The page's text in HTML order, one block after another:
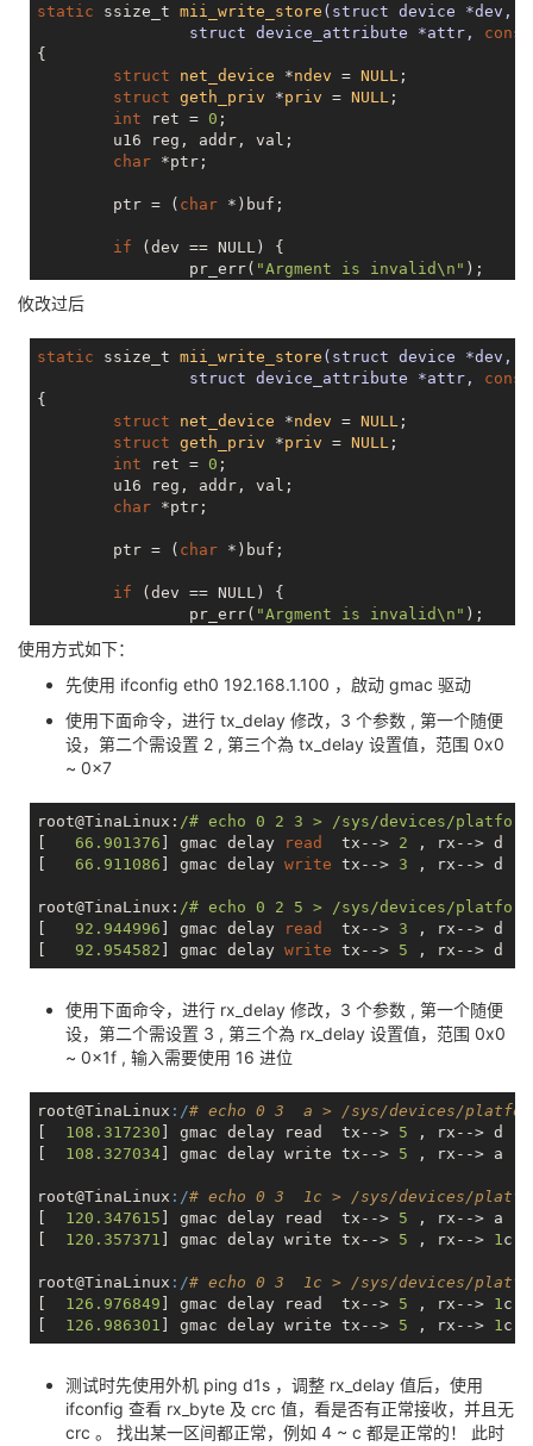
static ssize_t mii_write_store (struct device *dev,
                struct device_attribute *attr,
const
{
struct
net_device *ndev = NULL ;
struct geth_priv *priv = NULL ;
int ret = 0 ;
        u16 reg, addr, val;
char *ptr;
        ptr = (
char *)buf;
if (dev == NULL ) {
                pr_err(
"Argment is invalid\n" );
        }
        ndev = dev_get_drvdata(dev);
(ndev == NULL) {
                pr_err(
return count;
        }
        priv = netdev_priv(ndev);
if (priv ==
return count;
(!netif_running(ndev)) {
        }
ret = sunxi_parse_write_str(ptr, &addr,
if (ret)
        priv->mii_reg.reg = reg;
        priv->mii_reg.addr = addr;
        priv->mii_reg.value = val;
攸改过后
static ssize_t mii_write_store (struct device *dev,
                struct device_attribute *attr,
const
{
struct
net_device *ndev = NULL ;
struct geth_priv *priv = NULL ;
int ret = 0 ;
        u16 reg, addr, val;
char *ptr;
        ptr = (
char *)buf;
if (dev == NULL ) {
                pr_err(
"Argment is invalid\n" );
        }
        ndev = dev_get_drvdata(dev);
if (ndev == NULL ) {
                pr_err(
"Net device is null\n");
        priv = netdev_priv(ndev);
if (priv == NULL) {
                pr_err(
"geth_priv is null\n" );
        }
if (!netif_running(ndev)) {
return
count;
        }
ret = sunxi_parse_write_str(ptr, &addr,
return ret;
if((2 == reg) || ( 3 == reg))
                u32 clk_value;
                u8 tdelay;
                u8 rdelay;
                clk_value = readl(priv->base_phy);
                tdelay = (clk_value >>
) & 0x07 ;
                rdelay = (clk_value >>
5) & 0x1f;
                printk(
"gmac delay read  tx--> %x ,
if(2 == reg)
使用方式如下：
先使用 ifconfig eth0 192.168.1.100 ，啟动 gmac 驱动
使用下面命令，进行 tx_delay 修改，3 个参数 , 第一个随便
设，第二个需设置 2 , 第三个為 tx_delay 设置值，范围 0x0
~ 0x7
root@TinaLinux: /# echo 0 2 3 > /sys /devices/platform
66.901376 ] gmac delay read
  tx-->
2 , rx--> d
66.911086 ] gmac delay write tx--> 3 , rx--> d
root@TinaLinux: /# echo 0 2 5 > /sys /devices/platform
92.944996 ] gmac delay read
  tx-->
3 , rx--> d
92.954582 ] gmac delay write tx--> 5
使用下面命令，进行 rx_delay 修改，3 个参数 , 第一个随便
设，第二个需设置 3 , 第三个為 rx_delay 设置值，范围 0x0
~ 0x1f , 输入需要使用 16 进位
root@TinaLinux :/# echo 0 3  a > /sys/devices/
108.317230 ] gmac delay read  tx--> 5 , rx--> d
108.327034 ] gmac delay write tx--> 5 , rx--> a
root@TinaLinux :/# echo 0 3  1c > /sys/devices/
120.347615 ] gmac delay read  tx--> 5 , rx--> a
120.357371 ] gmac delay write tx--> 5 , rx--> 1 c
root@TinaLinux :/# echo 0 3  1c > /sys/devices/
126.976849 ] gmac delay read  tx--> 5 , rx--> 1 c
126.986301 ] gmac delay write tx--> 5 , rx--> 1
测试时先使用外机 ping d1s ，调整 rx_delay 值后，使用
ifconfig 查看 rx_byte 及 crc 值，看是否有正常接收，并且无
crc 。 找出某一区间都正常，例如 4 ~ c 都是正常的！ 此时